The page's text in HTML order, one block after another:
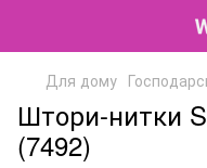
Для дому
Штори-нитки
(7492)